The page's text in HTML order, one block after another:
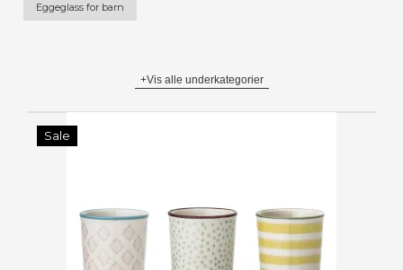
Eggeglass for barn
+Vis alle underkategorier
Sale